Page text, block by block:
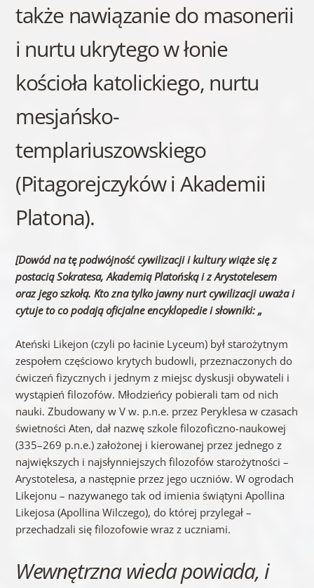
także nawiązanie do masonerii
i nurtu ukrytego w łonie
kościoła katolickiego, nurtu
mesjańsko-
templariuszowskiego
(Pitagorejczyków i Akademii
Platona).
[Dowód na tę podwójność cywilizacji i kultury wiąże się z
postacią Sokratesa, Akademią Platońską i z Arystotelesem
oraz jego szkołą. Kto zna tylko jawny nurt cywilizacji uważa i
cytuje to co podają oficjalne encyklopedie i słowniki: „
Ateński Likejon (czyli po łacinie Lyceum) był starożytnym
zespołem częściowo krytych budowli, przeznaczonych do
ćwiczeń fizycznych i jednym z miejsc dyskusji obywateli i
wystąpień filozofów. Młodzieńcy pobierali tam od nich
nauki. Zbudowany w V w. p.n.e. przez Peryklesa w czasach
świetności Aten, dał nazwę szkole filozoficzno-naukowej
(335–269 p.n.e.) założonej i kierowanej przez jednego z
największych i najsłynniejszych filozofów starożytności –
Arystotelesa, a następnie przez jego uczniów. W ogrodach
Likejonu – nazywanego tak od imienia świątyni Apollina
Likejosa (Apollina Wilczego), do której przylegał –
przechadzali się filozofowie wraz z uczniami.
Wewnętrzna wieda powiada, i